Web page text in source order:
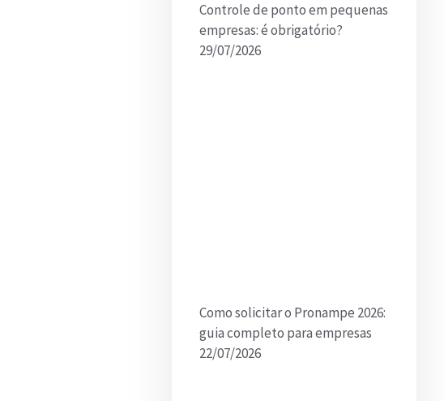
Controle de ponto em pequenas
empresas: é obrigatório?
29/07/2026
Como solicitar o Pronampe 2026:
guia completo para empresas
22/07/2026